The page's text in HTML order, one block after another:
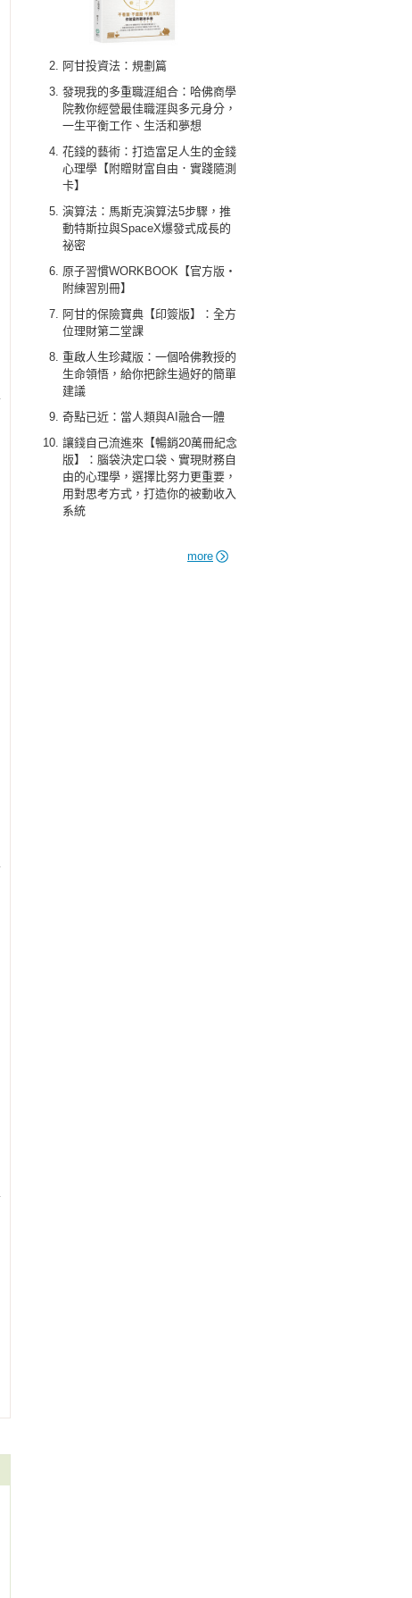
阿甘投資法：規劃篇
發現我的多重職涯組合：哈佛商學
院教你經營最佳職涯與多元身分，
一生平衡工作、生活和夢想
花錢的藝術：打造富足人生的金錢
心理學【附贈財富自由．實踐隨測
卡】
演算法：馬斯克演算法5步驟，推
動特斯拉與SpaceX爆發式成長的
祕密
原子習慣WORKBOOK【官方版‧
附練習別冊】
阿甘的保險寶典【印簽版】：全方
位理財第二堂課
重啟人生珍藏版：一個哈佛教授的
生命領悟，給你把餘生過好的簡單
建議
奇點已近：當人類與AI融合一體
讓錢自己流進來【暢銷20萬冊紀念
版】：腦袋決定口袋、實現財務自
由的心理學，選擇比努力更重要，
用對思考方式，打造你的被動收入
系統
more